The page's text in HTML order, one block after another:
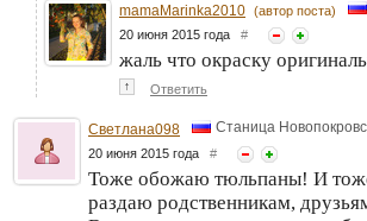
mamaMarinka2010 (автор поста)
20 июня 2015 года #
жаль что окраску
↑ Ответить
Светлана098 Станица
20 июня 2015 года #
Тоже обожаю тюльпаны! И
раздаю родственникам,